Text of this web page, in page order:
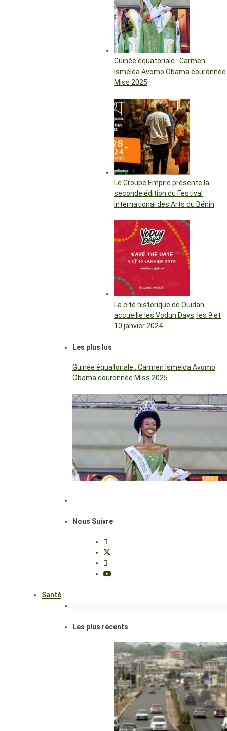
Guinée équatoriale : Carmen
Ismelda Avomo Obama couronnée
Miss 2025
Le Groupe Empire présente la
seconde édition du Festival
International des Arts du Bénin
La cité historique de Ouidah
accueille les Vodun Days, les 9 et
10 janvier 2024
Les plus lus
Guinée équatoriale : Carmen Ismelda Avomo
Obama couronnée Miss 2025
Nous Suivre
Santé
Les plus récents